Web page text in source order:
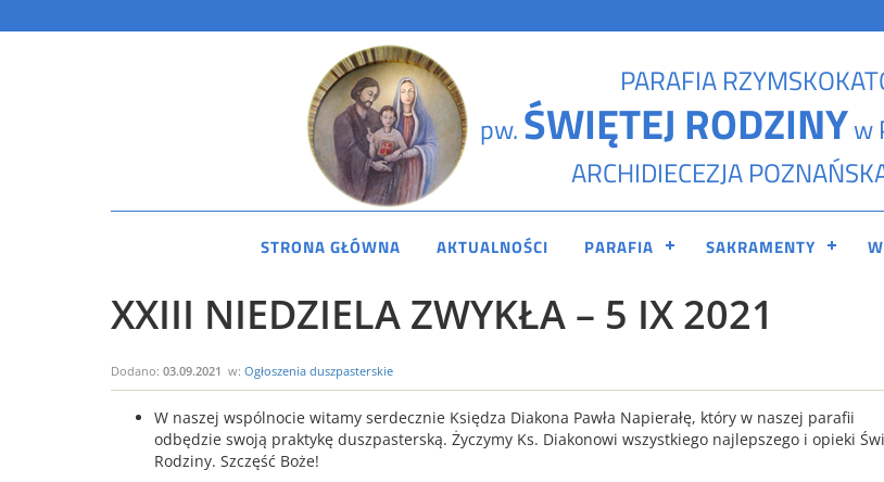
PARAFIA
pw.ŚWIĘTEJ RODZINYw
ARCHIDIECEZJA
STRONA GŁÓWNA AKTUALNOŚCI PARAFIA SAKRAMENTY
XXIII NIEDZIELA ZWYKŁA – 5 IX 2021
Dodano: 03.09.2021 w: Ogłoszenia duszpasterskie
W naszej wspólnocie witamy serdecznie Księdza Diakona Pawła Napierałę, który w naszej parafii
odbędzie swoją praktykę duszpasterską. Życzymy Ks. Diakonowi wszystkiego najlepszego i opieki
Rodziny. Szczęść Boże!